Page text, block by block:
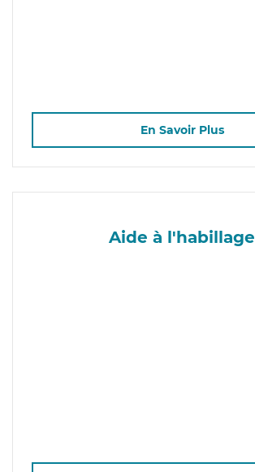
En Savoir Plus
Aide à l'habillage